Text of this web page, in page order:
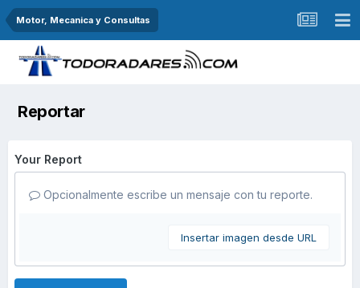
Motor, Mecanica y Consultas
Reportar
Your Report
Opcionalmente escribe un mensaje con tu reporte.
Insertar imagen desde URL